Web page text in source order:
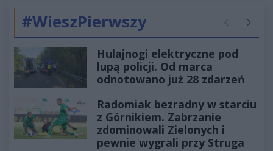
#WieszPierwszy Poprzednie
Hulajnogi elektryczne pod
lupą policji. Od marca
odnotowano już 28 zdarzeń
Radomiak bezradny w starciu
z Górnikiem. Zabrzanie
zdominowali Zielonych i
pewnie wygrali przy Struga